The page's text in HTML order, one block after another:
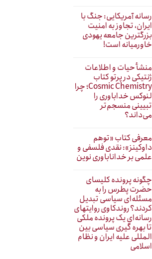
رسانه آمریکایی: جنگ با
ایران، تجاوز به امنیت
بزرگترین جامعه یهودی
خاورمیانه است!
منشأ حیات و اطلاعات
ژنتیکی در پرتو کتاب
Cosmic Chemistry؛ چرا
لنوکس خداباوری را
تبیینی منسجم‌تر
می‌داند؟
معرفی کتاب «توهم
داوکینز»: نقدی فلسفی و
علمی بر خداناباوری نوین
چگونه پرونده کلیسای
حضرت پطرس را به
مسئله‌ای سیاسی تبدیل
کردند؟ روندکاوی روایتهای
رسانه‌ایِ یک پرونده ملکی
تا بهره گیری سیاسی بین
المللی علیه ایران و نظام
اسلامی